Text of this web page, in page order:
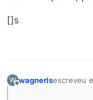
[]s
W wagnerlsescreveu
última